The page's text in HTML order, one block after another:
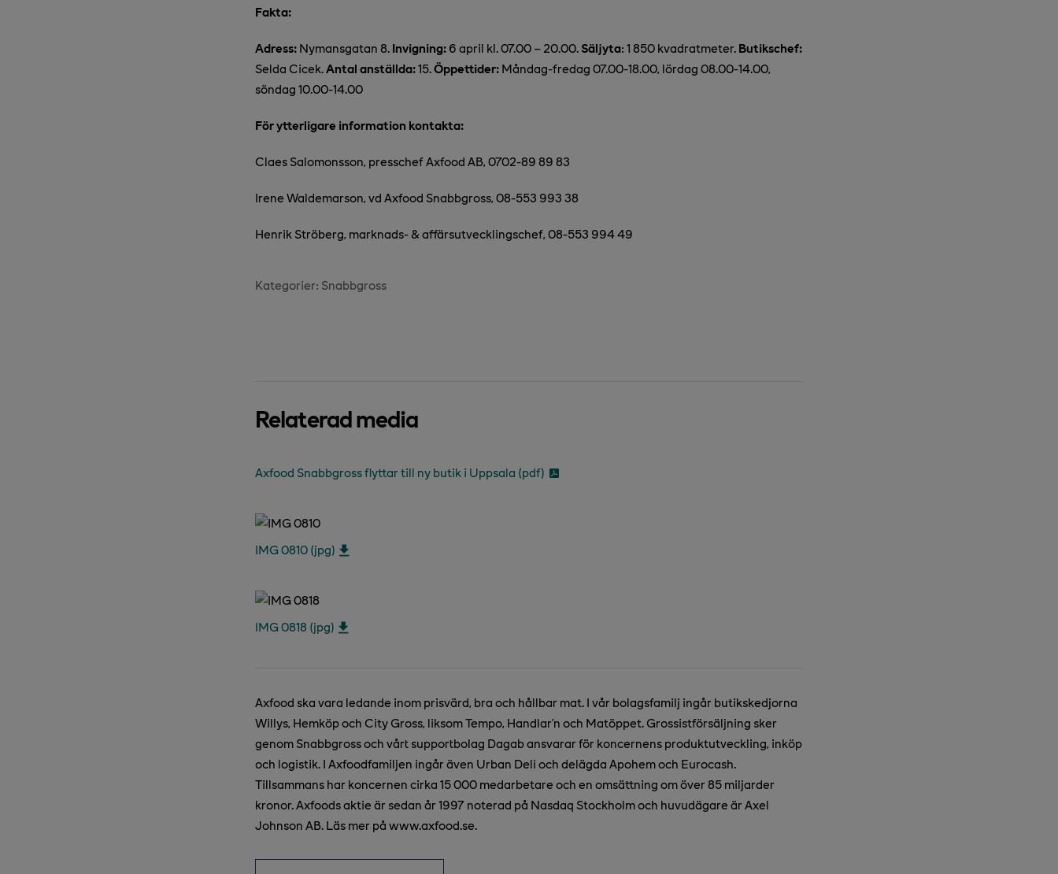
Fakta:
Adress: Nymansgatan 8. Invigning: 6 april kl. 07.00 – 20.00.Säljyta: 1 850 kvadratmeter. Butikschef:
Selda Cicek.Antal anställda:15.Öppettider: Måndag-fredag 07.00-18.00, lördag 08.00-14.00,
söndag 10.00-14.00
För ytterligare information kontakta:
Claes Salomonsson, presschef Axfood AB, 0702-89 89 83
Irene Waldemarson, vd Axfood Snabbgross, 08-553 993 38
Henrik Ströberg, marknads- & affärsutvecklingschef, 08-553 994 49
Kategorier: Snabbgross
Relaterad media
Axfood Snabbgross flyttar till ny butik i Uppsala (pdf)
IMG 0810 (jpg)
IMG 0818 (jpg)
Axfood ska vara ledande inom prisvärd, bra och hållbar mat. I vår bolagsfamilj ingår butikskedjorna
Willys, Hemköp och City Gross, liksom Tempo, Handlar’n och Matöppet. Grossistförsäljning sker
genom Snabbgross och vårt supportbolag Dagab ansvarar för koncernens produktutveckling, inköp
och logistik. I Axfoodfamiljen ingår även Urban Deli och delägda Apohem och Eurocash.
Tillsammans har koncernen cirka 15 000 medarbetare och en omsättning om över 85 miljarder
kronor. Axfoods aktie är sedan år 1997 noterad på Nasdaq Stockholm och huvudägare är Axel
Johnson AB. Läs mer på www.axfood.se.